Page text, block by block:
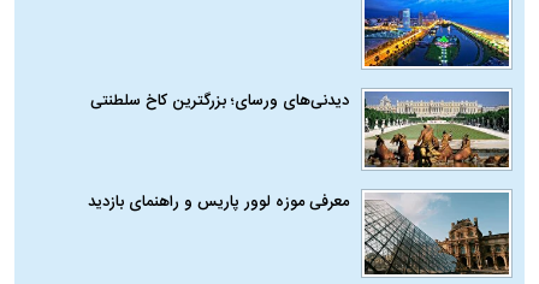
دیدنی‌های ورسای؛ بزرگترین کاخ سلطنتی
معرفی موزه لوور پاریس و راهنمای بازدید